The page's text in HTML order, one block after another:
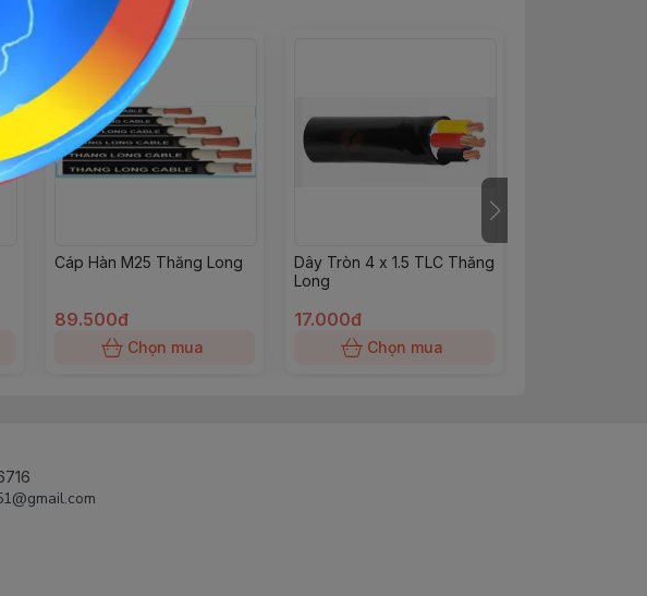
Cáp Hàn M25 Thăng Long
89.500đ
Chọn mua
Dây Tròn 4 x 1.5 TLC Thăng
Long
17.000đ
Chọn mua